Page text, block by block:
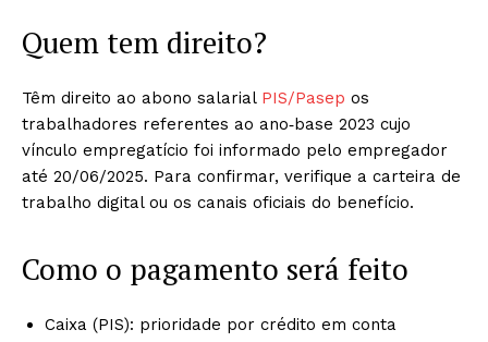
Quem tem direito?
Têm direito ao abono salarial PIS/Pasep os
trabalhadores referentes ao ano‑base 2023 cujo
vínculo empregatício foi informado pelo empregador
até 20/06/2025. Para confirmar, verifique a carteira de
trabalho digital ou os canais oficiais do benefício.
Como o pagamento será feito
Caixa (PIS): prioridade por crédito em conta